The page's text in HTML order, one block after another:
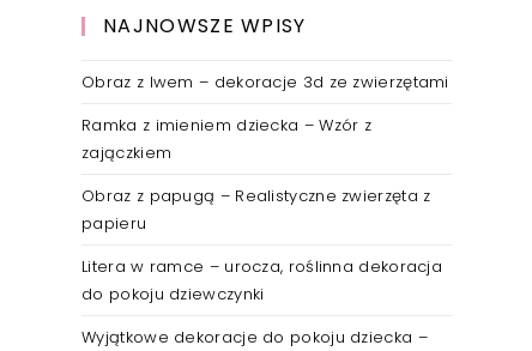
NAJNOWSZE WPISY
Obraz z lwem – dekoracje 3d ze zwierzętami
Ramka z imieniem dziecka – Wzór z
zajączkiem
Obraz z papugą – Realistyczne zwierzęta z
papieru
Litera w ramce – urocza, roślinna dekoracja
do pokoju dziewczynki
Wyjątkowe dekoracje do pokoju dziecka –